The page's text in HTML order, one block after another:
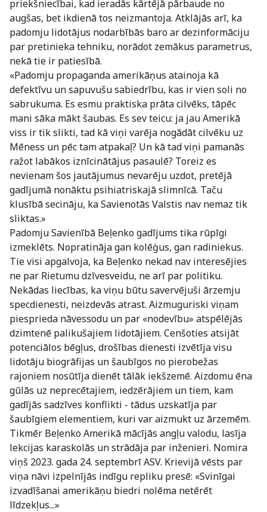
priekšniecībai, kad ieradās kārtējā pārbaude no
augšas, bet ikdienā tos neizmantoja. Atklājās arī, ka
padomju lidotājus nodarbībās baro ar dezinformāciju
par pretinieka tehniku, norādot zemākus parametrus,
nekā tie ir patiesībā.
«Padomju propaganda amerikāņus atainoja kā
defektīvu un sapuvušu sabiedrību, kas ir vien soli no
sabrukuma. Es esmu praktiska prāta cilvēks, tāpēc
mani sāka mākt šaubas. Es sev teicu: ja jau Amerikā
viss ir tik slikti, tad kā viņi varēja nogādāt cilvēku uz
Mēness un pēc tam atpakaļ? Un kā tad viņi pamanās
ražot labākos iznīcinātājus pasaulē? Toreiz es
nevienam šos jautājumus nevarēju uzdot, pretējā
gadījumā nonāktu psihiatriskajā slimnīcā. Taču
klusībā secināju, ka Savienotās Valstis nav nemaz tik
sliktas.»
Padomju Savienībā Beļenko gadījums tika rūpīgi
izmeklēts. Nopratināja gan kolēģus, gan radiniekus.
Tie visi apgalvoja, ka Beļenko nekad nav interesējies
ne par Rietumu dzīvesveidu, ne arī par politiku.
Nekādas liecības, ka viņu būtu savervējuši ārzemju
specdienesti, neizdevās atrast. Aizmuguriski viņam
piesprieda nāvessodu un par «nodevību» atspēlējās
dzimtenē palikušajiem lidotājiem. Cenšoties atsijāt
potenciālos bēgļus, drošības dienesti izvētīja visu
lidotāju biogrāfijas un šaubīgos no pierobežas
rajoniem nosūtīja dienēt tālāk iekšzemē. Aizdomu ēna
gūlās uz neprecētajiem, iedzērājiem un tiem, kam
gadījās sadzīves konflikti - tādus uzskatīja par
šaubīgiem elementiem, kuri var aizmukt uz ārzemēm.
Tikmēr Beļenko Amerikā mācījās angļu valodu, lasīja
lekcijas karaskolās un strādāja par inženieri. Nomira
viņš 2023. gada 24. septembrī ASV. Krievijā vēsts par
viņa nāvi izpelnījās indīgu repliku presē: «Svinīgai
izvadīšanai amerikāņu biedri nolēma netērēt
līdzekļus...»